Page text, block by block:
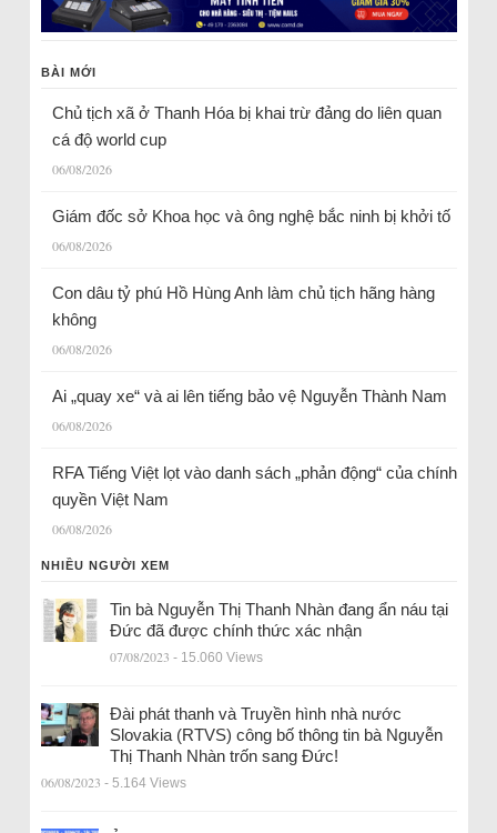
BÀI MỚI
Chủ tịch xã ở Thanh Hóa bị khai trừ đảng do liên quan
cá độ world cup
06/08/2026
Giám đốc sở Khoa học và ông nghệ bắc ninh bị khởi tố
06/08/2026
Con dâu tỷ phú Hồ Hùng Anh làm chủ tịch hãng hàng
không
06/08/2026
Ai „quay xe“ và ai lên tiếng bảo vệ Nguyễn Thành Nam
06/08/2026
RFA Tiếng Việt lọt vào danh sách „phản động“ của chính
quyền Việt Nam
06/08/2026
NHIỀU NGƯỜI XEM
Tin bà Nguyễn Thị Thanh Nhàn đang ẩn náu tại
Đức đã được chính thức xác nhận
07/08/2023 - 15.060 Views
Đài phát thanh và Truyền hình nhà nước
Slovakia (RTVS) công bố thông tin bà Nguyễn
Thị Thanh Nhàn trốn sang Đức!
06/08/2023 - 5.164 Views